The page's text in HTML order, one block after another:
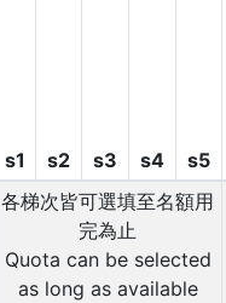
s1 s2 s3 s4
s5
各梯次皆可選填至名額用
完為止
Quota can be selected
as long as available